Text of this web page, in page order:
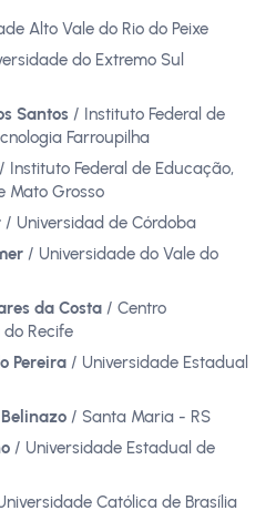
Alto Vale do Rio do Peixe
do Extremo Sul
Santos / Instituto Federal de
Farroupilha
/ Instituto Federal de Educação,
Mato Grosso
/ Universidad de Córdoba
/ Universidade do Vale do
da Costa / Centro
Recife
Pereira / Universidade Estadual
/ Santa Maria - RS
/ Universidade Estadual de
Católica de Brasília